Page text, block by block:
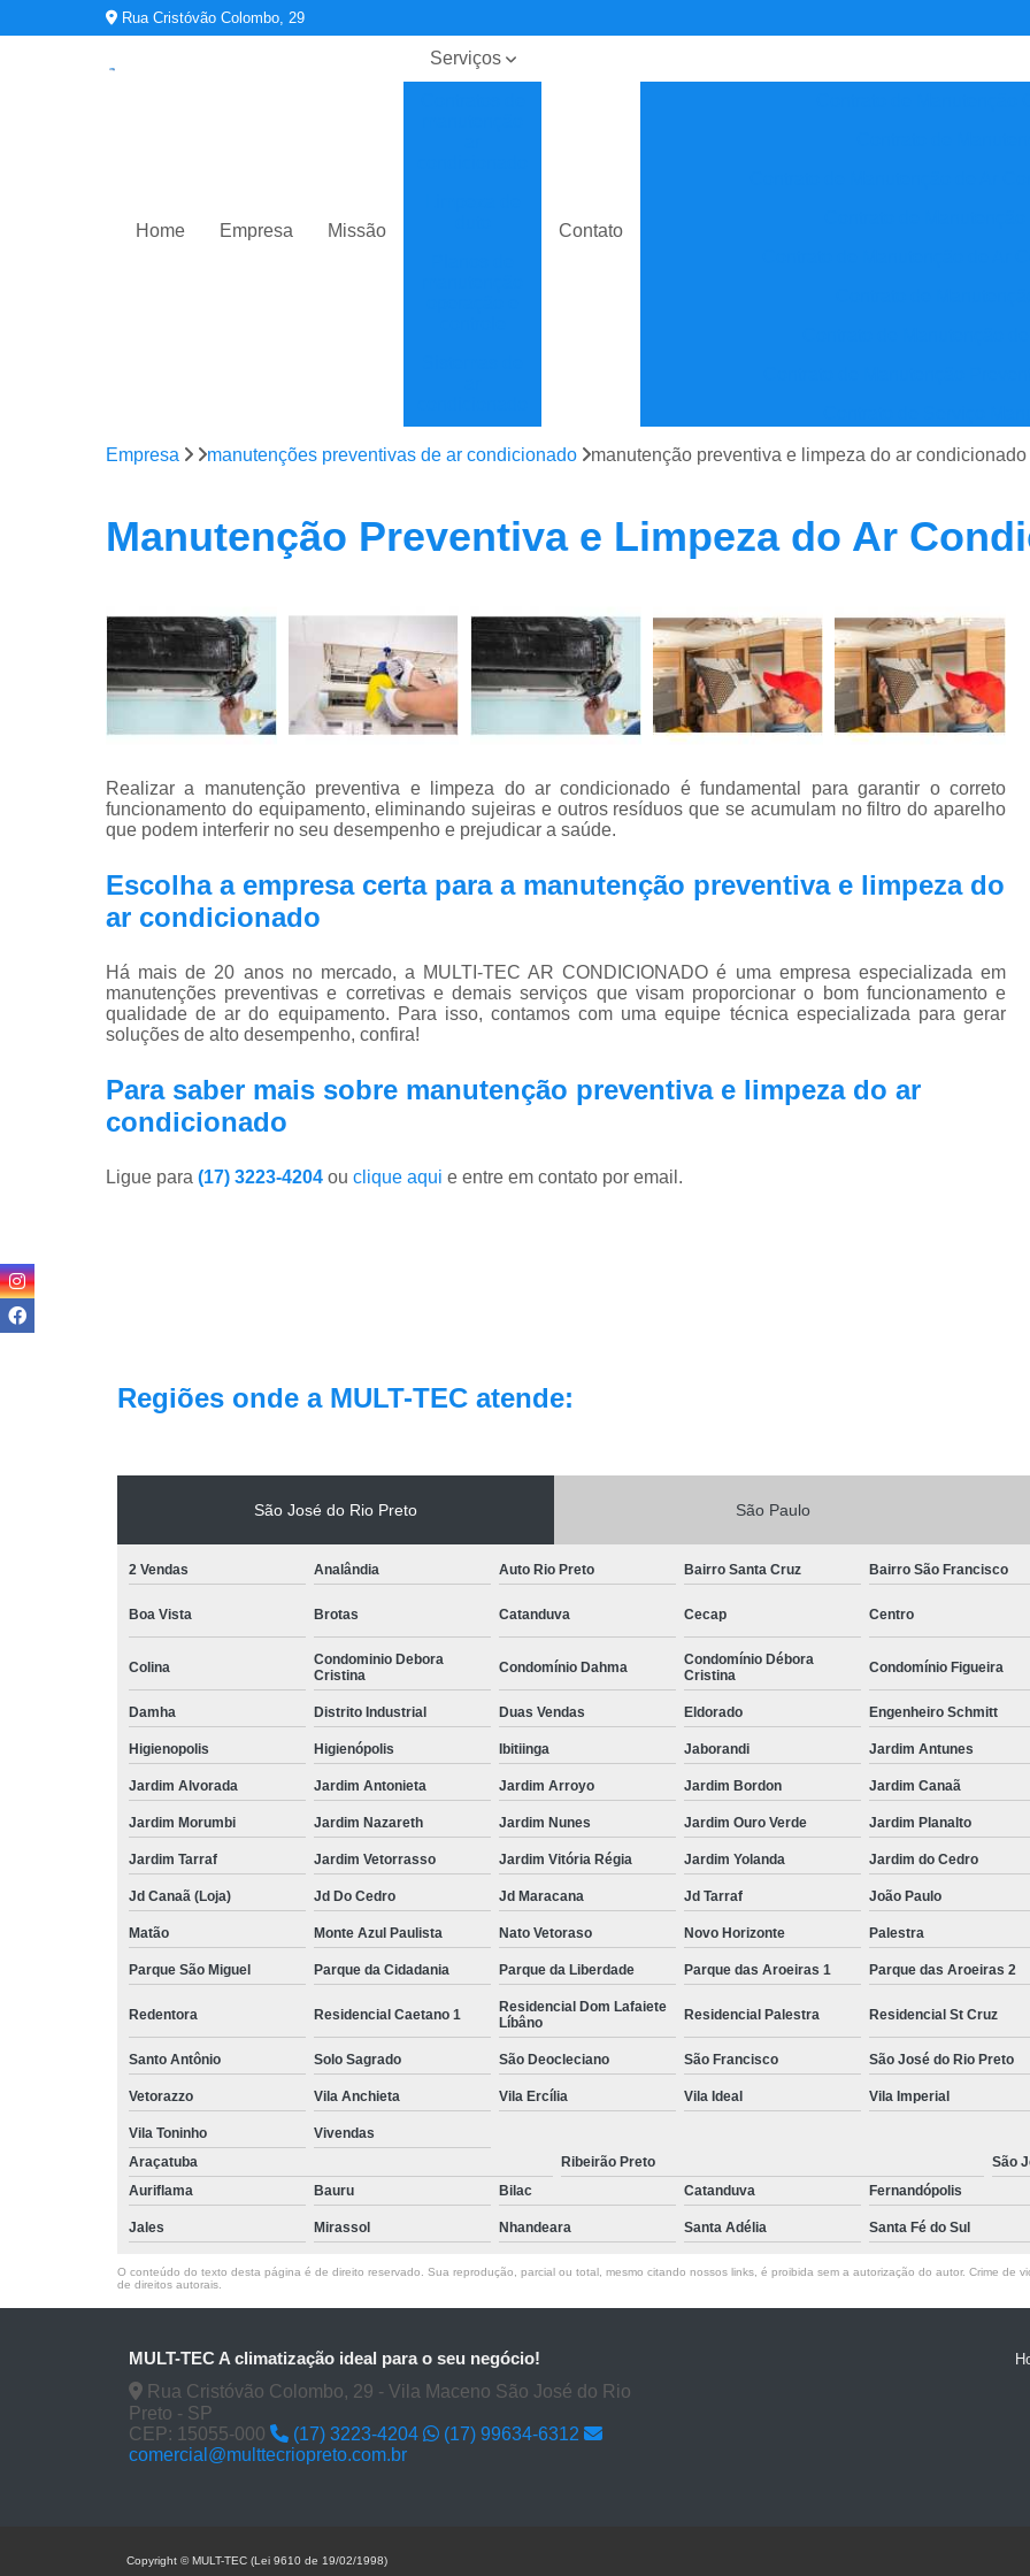
Rua Cristóvão Colombo, 29
Home Empresa Missão
Serviços
Sistemas de
climatização
Contato
Contrato Manutenção
Contrato Prestação de Serviços
Limpeza de
Limpeza de Dutos de Ar
Limpeza de Dutos de Ar Condicionado
Limpeza de Dutos e Coifas
Limpeza de
Plano de Manutenção de Ar Condicionado
Plano de Manutenção
Plano Manutenção Ar
Pmoc Ar Condicionado Vila
Pmoc para Ar Condicionado
Pmoc
Pmoc Plano de Manutenção
Retrofit de Sistema de Ar
Sistema de Climatização Vrf
Empresa manutenções preventivas de ar condicionado manutenção preventiva e limpeza do ar condicionado
Manutenção Preventiva e Limpeza do Ar
Realizar a manutenção preventiva e limpeza do ar condicionado é fundamental para garantir o correto
funcionamento do equipamento, eliminando sujeiras e outros resíduos que se acumulam no filtro do aparelho
que podem interferir no seu desempenho e prejudicar a saúde.
Escolha a empresa certa para a manutenção preventiva e limpeza do
ar condicionado
Há mais de 20 anos no mercado, a MULTI-TEC AR CONDICIONADO é uma empresa especializada em
manutenções preventivas e corretivas e demais serviços que visam proporcionar o bom funcionamento e
qualidade de ar do equipamento. Para isso, contamos com uma equipe técnica especializada para gerar
soluções de alto desempenho, confira!
Para saber mais sobre manutenção preventiva e limpeza do ar
condicionado
Ligue para (17) 3223-4204 ou clique aqui e entre em contato por email.
Regiões onde a MULT-TEC atende:
São José do Rio Preto São Paulo
2 Vendas Analândia Auto Rio Preto Bairro Santa Cruz Bairro São Francisco
Boa Vista Brotas Catanduva Cecap Centro
Colina
Condominio Debora
Cristina
Condomínio Dahma
Condomínio Débora
Cristina
Condomínio Figueira
Damha Distrito Industrial Duas Vendas Eldorado Engenheiro Schmitt
Higienopolis Higienópolis Ibitiinga Jaborandi Jardim Antunes
Jardim Alvorada Jardim Antonieta Jardim Arroyo Jardim Bordon Jardim Canaã
Jardim Morumbi Jardim Nazareth Jardim Nunes Jardim Ouro Verde Jardim Planalto
Jardim Tarraf Jardim Vetorrasso Jardim Vitória Régia Jardim Yolanda Jardim do Cedro
Jd Canaã (Loja) Jd Do Cedro Jd Maracana Jd Tarraf João Paulo
Matão Monte Azul Paulista Nato Vetoraso Novo Horizonte Palestra
Parque São Miguel Parque da Cidadania Parque da Liberdade Parque das Aroeiras 1 Parque das Aroeiras 2
Redentora Residencial Caetano 1
Residencial Dom Lafaiete
Líbâno
Residencial Palestra Residencial St Cruz
Santo Antônio Solo Sagrado São Deocleciano São Francisco São José do Rio Preto
Vetorazzo Vila Anchieta Vila Ercília Vila Ideal Vila Imperial
Vila Toninho
Vivendas
Araçatuba
Ribeirão Preto
São
Auriflama
Bauru Bilac Catanduva Fernandópolis
Jales Mirassol Nhandeara Santa Adélia Santa Fé do Sul
O conteúdo do texto desta página é de direito reservado. Sua reprodução, parcial ou total, mesmo citando nossos links, é proibida sem a autorização do autor. Crime de
de direitos autorais
MULT-TEC A climatização ideal para o seu negócio!
Rua Cristóvão Colombo, 29 - Vila Maceno São José do Rio
Preto - SP
CEP: 15055-000
(17) 3223-4204
(17) 99634-6312
comercial@multtecriopreto.com.br
Copyright © MULT-TEC (Lei 9610 de 19/02/1998)